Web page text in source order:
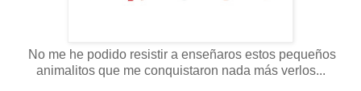
No me he podido resistir a enseñaros estos pequeños
animalitos que me conquistaron nada más verlos...